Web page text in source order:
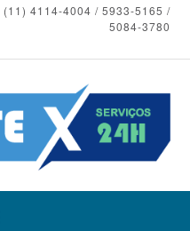
(11) 4114-4004 / 5933-5165 /
5084-3780